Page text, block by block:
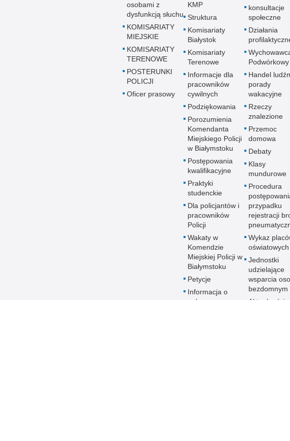
osobami z
dysfunkcją słuchu
KOMISARIATY
MIEJSKIE
KOMISARIATY
TERENOWE
POSTERUNKI
POLICJI
Oficer prasowy
KMP
Struktura
Komisariaty
Białystok
Komisariaty
Terenowe
Informacje dla
pracowników
cywilnych
Podziękowania
Porozumienia
Komendanta
Miejskiego Policji
w Białymstoku
Postępowania
kwalifikacyjne
Praktyki
studenckie
Dla policjantów i
pracowników
Policji
Wakaty w
Komendzie
Miejskiej Policji w
Białymstoku
Petycje
Informacja o
naborze na
konsultacje
społeczne
Działania
Podwórkowy
Handel
porady
wakacyjne
Rzeczy
znalezione
Przemoc
domowa
Debaty
Klasy
mundurowe
Procedura
przypadku
rejestracji
Wykaz
oświatowych
Jednostki
udzielające
wsparcia
bezdomnym
Aktualności